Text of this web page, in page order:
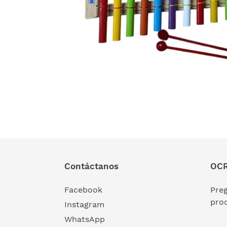
Contáctanos
Facebook
Instagram
WhatsApp